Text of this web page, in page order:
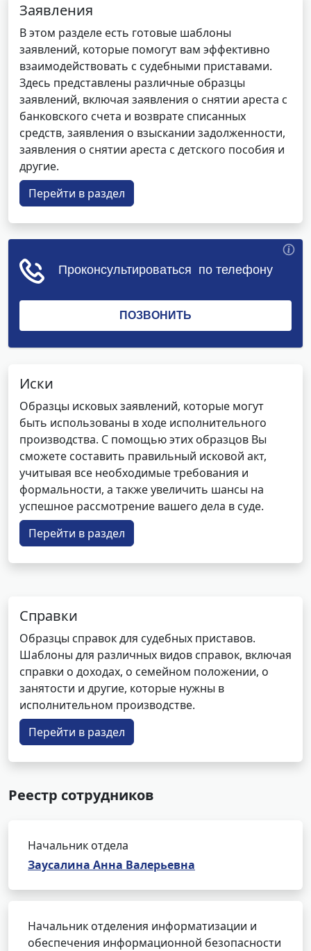
Заявления
В этом разделе есть готовые шаблоны
заявлений, которые помогут вам эффективно
взаимодействовать с судебными приставами.
Здесь представлены различные образцы
заявлений, включая заявления о снятии ареста с
банковского счета и возврате списанных
средств, заявления о взыскании задолженности,
заявления о снятии ареста с детского пособия и
другие.
Перейти в раздел
Иски
Образцы исковых заявлений, которые могут
быть использованы в ходе исполнительного
производства. С помощью этих образцов Вы
сможете составить правильный исковой акт,
учитывая все необходимые требования и
формальности, а также увеличить шансы на
успешное рассмотрение вашего дела в суде.
Перейти в раздел
Справки
Образцы справок для судебных приставов.
Шаблоны для различных видов справок, включая
справки о доходах, о семейном положении, о
занятости и другие, которые нужны в
исполнительном производстве.
Перейти в раздел
Реестр сотрудников
Начальник отдела
Заусалина Анна Валерьевна
Начальник отделения информатизации и
обеспечения информационной безопасности